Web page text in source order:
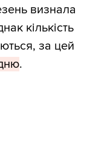
визнала
кількість
за цей
.